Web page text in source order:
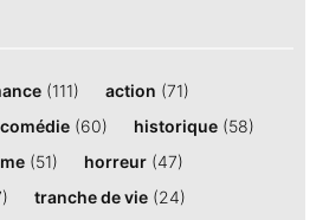
(111) action (71)
comédie (60) historique (58)
(51) horreur (47)
tranche de vie (24)